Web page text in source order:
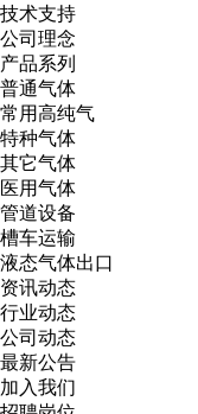
技术支持
公司理念
产品系列
普通气体
常用高纯气
特种气体
其它气体
医用气体
管道设备
槽车运输
液态气体出口
资讯动态
行业动态
公司动态
最新公告
加入我们